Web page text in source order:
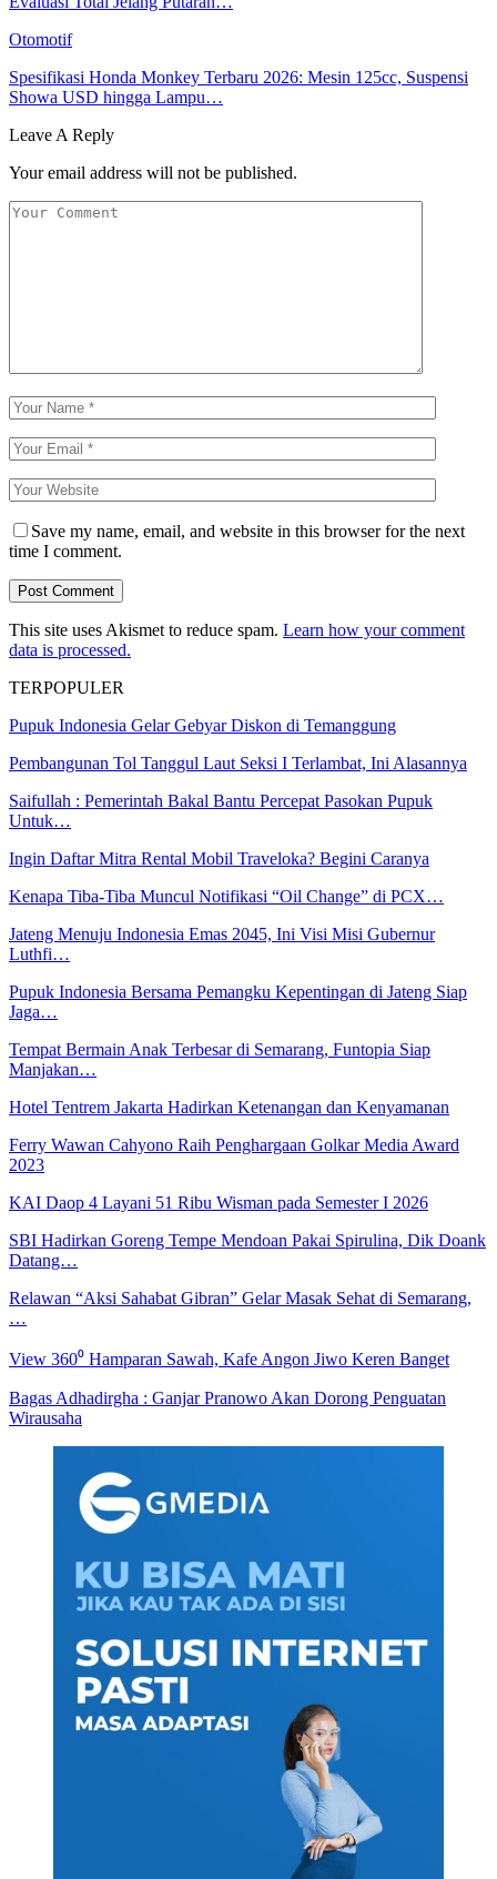
Otomotif
Spesifikasi Honda Monkey Terbaru 2026: Mesin 125cc, Suspensi
Showa USD hingga Lampu…
Leave A Reply
Your email address will not be published.
Save my name, email, and website in this browser for the next
time I comment.
This site uses Akismet to reduce spam. Learn how your comment
data is processed.
TERPOPULER
Pupuk Indonesia Gelar Gebyar Diskon di Temanggung
Pembangunan Tol Tanggul Laut Seksi I Terlambat, Ini Alasannya
Saifullah : Pemerintah Bakal Bantu Percepat Pasokan Pupuk
Untuk…
Ingin Daftar Mitra Rental Mobil Traveloka? Begini Caranya
Kenapa Tiba-Tiba Muncul Notifikasi “Oil Change” di PCX…
Jateng Menuju Indonesia Emas 2045, Ini Visi Misi Gubernur
Luthfi…
Pupuk Indonesia Bersama Pemangku Kepentingan di Jateng Siap
Jaga…
Tempat Bermain Anak Terbesar di Semarang, Funtopia Siap
Manjakan…
Hotel Tentrem Jakarta Hadirkan Ketenangan dan Kenyamanan
Ferry Wawan Cahyono Raih Penghargaan Golkar Media Award
2023
KAI Daop 4 Layani 51 Ribu Wisman pada Semester I 2026
SBI Hadirkan Goreng Tempe Mendoan Pakai Spirulina, Dik Doank
Datang…
Relawan “Aksi Sahabat Gibran” Gelar Masak Sehat di Semarang,
…
View 360⁰ Hamparan Sawah, Kafe Angon Jiwo Keren Banget
Bagas Adhadirgha : Ganjar Pranowo Akan Dorong Penguatan
Wirausaha